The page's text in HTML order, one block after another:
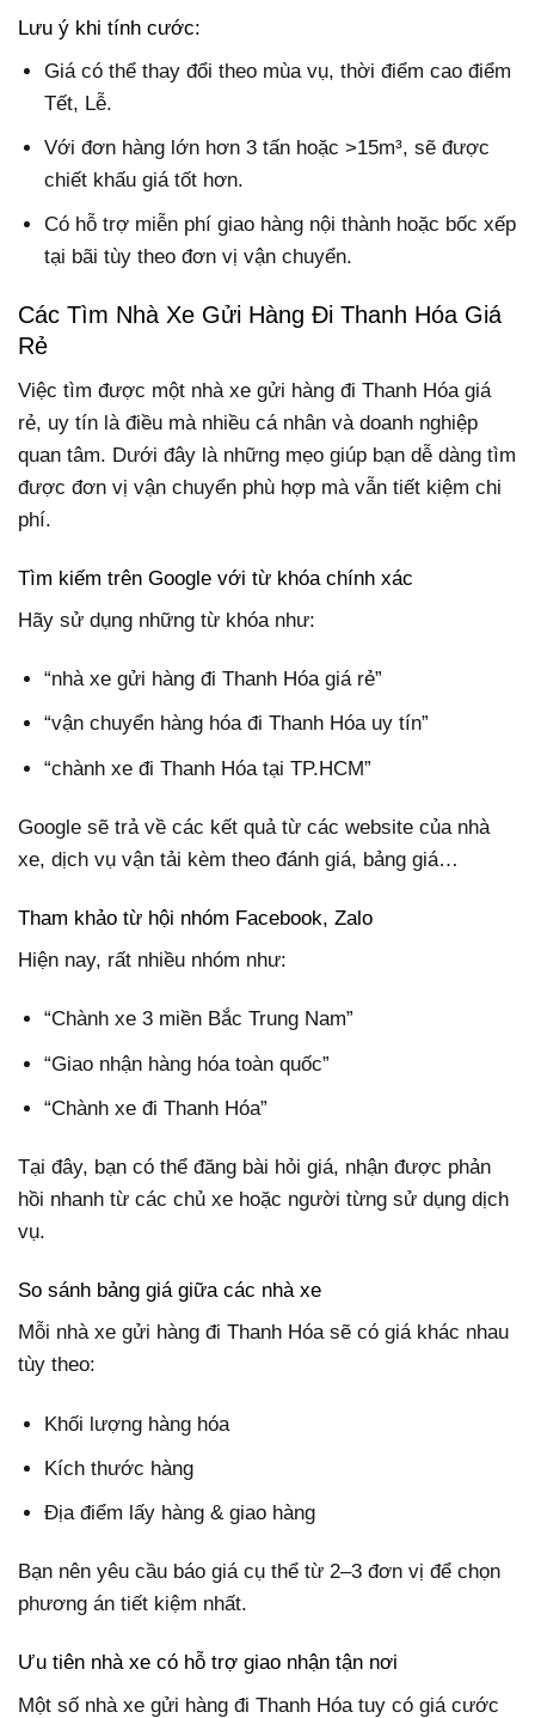
Lưu ý khi tính cước:
Giá có thể thay đổi theo mùa vụ, thời điểm cao điểm
Tết, Lễ.
Với đơn hàng lớn hơn 3 tấn hoặc >15m³, sẽ được
chiết khấu giá tốt hơn.
Có hỗ trợ miễn phí giao hàng nội thành hoặc bốc xếp
tại bãi tùy theo đơn vị vận chuyển.
Các Tìm Nhà Xe Gửi Hàng Đi Thanh Hóa Giá
Rẻ
Việc tìm được một nhà xe gửi hàng đi Thanh Hóa giá
rẻ, uy tín là điều mà nhiều cá nhân và doanh nghiệp
quan tâm. Dưới đây là những mẹo giúp bạn dễ dàng tìm
được đơn vị vận chuyển phù hợp mà vẫn tiết kiệm chi
phí.
Tìm kiếm trên Google với từ khóa chính xác
Hãy sử dụng những từ khóa như:
“nhà xe gửi hàng đi Thanh Hóa giá rẻ”
“vận chuyển hàng hóa đi Thanh Hóa uy tín”
“chành xe đi Thanh Hóa tại TP.HCM”
Google sẽ trả về các kết quả từ các website của nhà
xe, dịch vụ vận tải kèm theo đánh giá, bảng giá…
Tham khảo từ hội nhóm Facebook, Zalo
Hiện nay, rất nhiều nhóm như:
“Chành xe 3 miền Bắc Trung Nam”
“Giao nhận hàng hóa toàn quốc”
“Chành xe đi Thanh Hóa”
Tại đây, bạn có thể đăng bài hỏi giá, nhận được phản
hồi nhanh từ các chủ xe hoặc người từng sử dụng dịch
vụ.
So sánh bảng giá giữa các nhà xe
Mỗi nhà xe gửi hàng đi Thanh Hóa sẽ có giá khác nhau
tùy theo:
Khối lượng hàng hóa
Kích thước hàng
Địa điểm lấy hàng & giao hàng
Bạn nên yêu cầu báo giá cụ thể từ 2–3 đơn vị để chọn
phương án tiết kiệm nhất.
Ưu tiên nhà xe có hỗ trợ giao nhận tận nơi
Một số nhà xe gửi hàng đi Thanh Hóa tuy có giá cước